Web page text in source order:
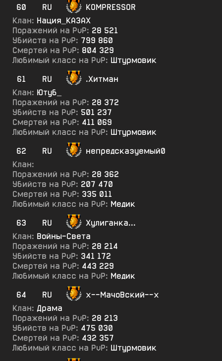
60
RU
KOMPRESSOR
Клан: Нация_КА3АХ
Поражений на PvP: 28 521
Убийств на PvP: 799 860
Смертей на PvP: 804 329
Любимый класс на PvP: Штурмовик
61
RU
.Хитман
Клан: Ютуб_
Поражений на PvP: 28 372
Убийств на PvP: 501 237
Смертей на PvP: 411 069
Любимый класс на PvP: Штурмовик
62
RU
непредсказуемый0
Клан:
Поражений на PvP: 28 362
Убийств на PvP: 207 470
Смертей на PvP: 335 011
Любимый класс на PvP: Медик
63
RU
Хулиганка...
Клан: Войны-Света
Поражений на PvP: 28 214
Убийств на PvP: 341 172
Смертей на PvP: 443 229
Любимый класс на PvP: Медик
64
RU
х--МачоВский--х
Клан: Драма
Поражений на PvP: 28 213
Убийств на PvP: 475 030
Смертей на PvP: 432 357
Любимый класс на PvP: Штурмовик